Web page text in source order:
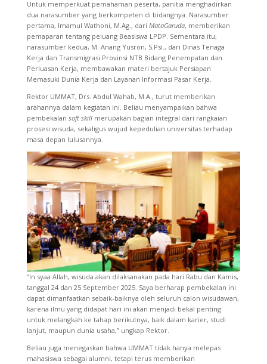
Untuk memperkuat pemahaman peserta, panitia menghadirkan
dua narasumber yang berkompeten di bidangnya. Narasumber
pertama, Imamul Wathoni, M.Ag., dari MataGaruda, memberikan
pemaparan tentang peluang Beasiswa LPDP. Sementara itu,
narasumber kedua, M. Anang Yusron, S.Psi., dari Dinas Tenaga
Kerja dan Transmigrasi Provinsi NTB Bidang Penempatan dan
Perluasan Kerja, membawakan materi bertajuk Persiapan
Memasuki Dunia Kerja dan Layanan Informasi Pasar Kerja.
Rektor UMMAT, Drs. Abdul Wahab, M.A., turut memberikan
arahannya dalam kegiatan ini. Beliau menyampaikan bahwa
pembekalan soft skillmerupakan bagian integral dari rangkaian
prosesi wisuda, sekaligus wujud kepedulian universitas terhadap
masa depan lulusannya.
“In syaa Allah, wisuda akan dilaksanakan pada hari Rabu dan Kamis,
tanggal 24 dan 25 September 2025. Saya berharap pembekalan ini
dapat dimanfaatkan sebaik-baiknya oleh seluruh calon wisudawan,
karena ilmu yang didapat hari ini akan menjadi bekal penting
untuk melangkah ke tahap berikutnya, baik dalam karier, studi
lanjut, maupun dunia usaha,” ungkap Rektor.
Beliau juga menegaskan bahwa UMMAT tidak hanya melepas
mahasiswa sebagai alumni, tetapi terus memberikan